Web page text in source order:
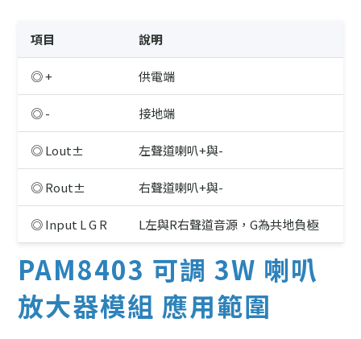
項目 說明
◎ + 供電端
◎ - 接地端
◎ Lout± 左聲道喇叭+與-
◎ Rout± 右聲道喇叭+與-
◎ Input L G R L左與R右聲道音源，G為共地負極
PAM8403 可調 3W 喇叭
放大器模組 應用範圍